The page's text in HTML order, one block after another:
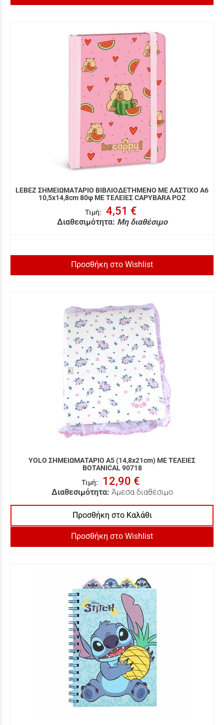
LEBEZ ΣΗΜΕΙΩΜΑΤΑΡΙΟ ΒΙΒΛΙΟΔΕΤΗΜΕΝΟ ΜΕ ΛΑΣΤΙΧΟ A6
10,5x14,8cm 80φ ΜΕ ΤΕΛΕΙΕΣ CAPYBARA ΡΟΖ
Τιμή: 4,51 €
Διαθεσιμότητα: Μη διαθέσιμο
Προσθήκη στο Wishlist
YOLO ΣΗΜΕΙΩΜΑΤΑΡΙΟ A5 (14,8x21cm) ΜΕ ΤΕΛΕΙΕΣ
BOTANICAL 90718
Τιμή: 12,90 €
Διαθεσιμότητα: Άμεσα διαθέσιμο
Προσθήκη στο Καλάθι
Προσθήκη στο Wishlist